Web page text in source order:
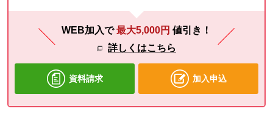
WEB加入で最大5,000円 値引き！
詳しくはこちら
資料請求 加入申込